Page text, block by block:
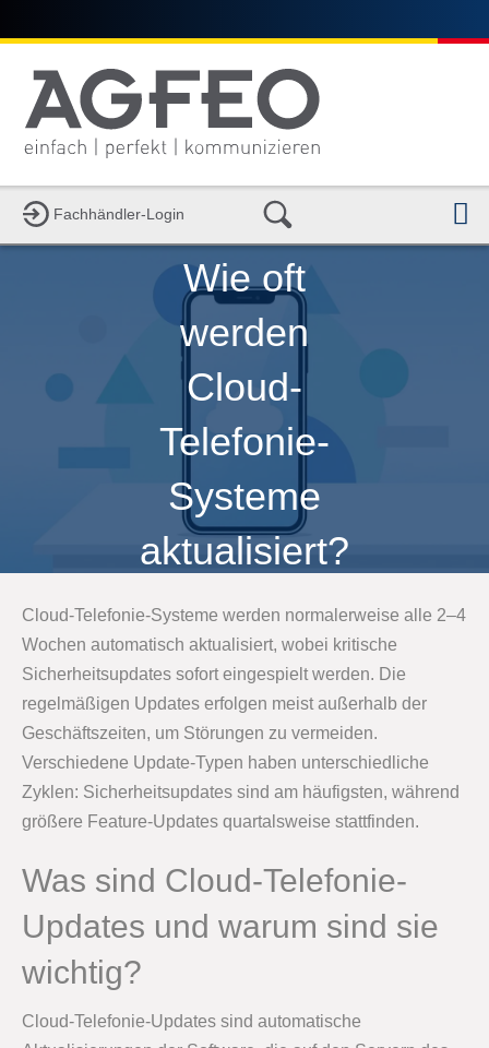
Fachhändler-Login
Wie oft
werden
Cloud-
Telefonie-
Systeme
aktualisiert?
Cloud-Telefonie-Systeme werden normalerweise alle 2–4
Wochen automatisch aktualisiert, wobei kritische
Sicherheitsupdates sofort eingespielt werden. Die
regelmäßigen Updates erfolgen meist außerhalb der
Geschäftszeiten, um Störungen zu vermeiden.
Verschiedene Update-Typen haben unterschiedliche
Zyklen: Sicherheitsupdates sind am häufigsten, während
größere Feature-Updates quartalsweise stattfinden.
Was sind Cloud-Telefonie-
Updates und warum sind sie
wichtig?
Cloud-Telefonie-Updates sind automatische